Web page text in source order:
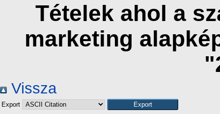
Tételek ahol a
marketing
Vissza
Export